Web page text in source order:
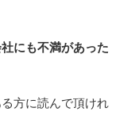
にも不満があった
方に読んで頂けれ